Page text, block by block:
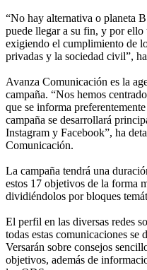
“No hay alternativa o planeta
puede llegar a su fin, y por ello
exigiendo el cumplimiento de
privadas y la sociedad civil”,
Avanza Comunicación es la
campaña. “Nos hemos
que se informa
campaña se desarrollará
Instagram y Facebook”, ha
Comunicación.
La campaña tendrá una
estos 17 objetivos de la forma
dividiéndolos por bloques
El perfil en las diversas redes
todas estas comunicaciones se
Versarán sobre consejos
objetivos, además de